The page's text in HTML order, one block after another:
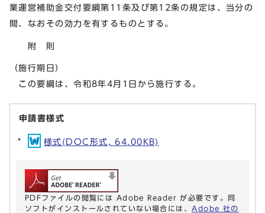
業運営補助金交付要綱第11条及び第12条の規定は、当分の
間、なおその効力を有するものとする。
附 則
（施行期日）
この要綱は、令和8年4月1日から施行する。
申請書様式
様式(DOC形式, 64.00KB)
PDFファイルの閲覧には Adobe Reader が必要です。同
ソフトがインストールされていない場合には、 Adobe 社の